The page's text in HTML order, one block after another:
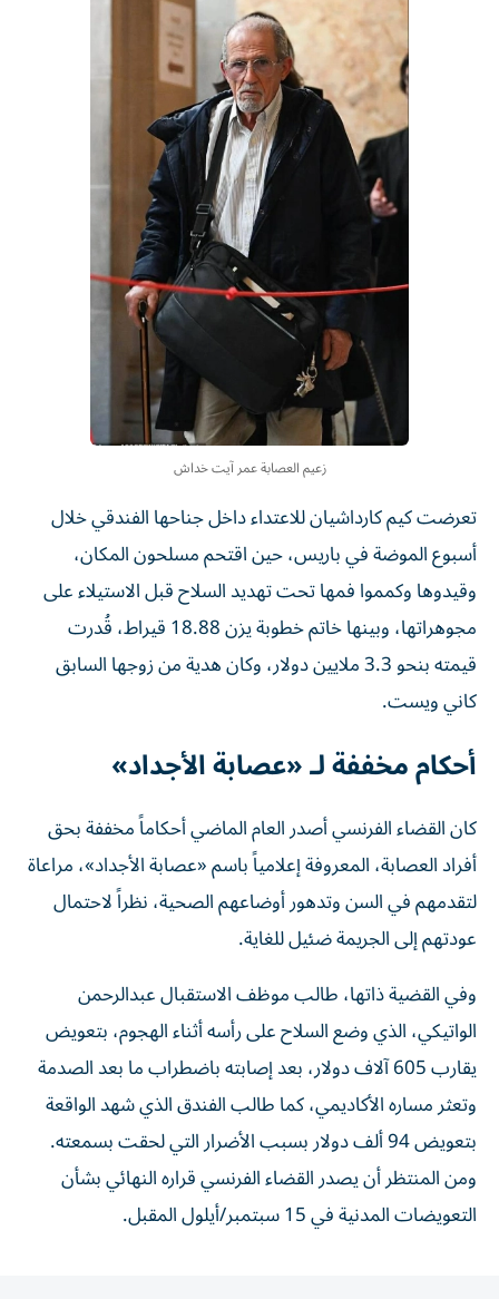
زعيم العصابة عمر آيت خداش
تعرضت كيم كارداشيان للاعتداء داخل جناحها الفندقي خلال
أسبوع الموضة في باريس، حين اقتحم مسلحون المكان،
وقيدوها وكمموا فمها تحت تهديد السلاح قبل الاستيلاء على
مجوهراتها، وبينها خاتم خطوبة يزن 18.88 قيراط، قُدرت
قيمته بنحو 3.3 ملايين دولار، وكان هدية من زوجها السابق
كاني ويست.
أحكام مخففة لـ «عصابة الأجداد»
كان القضاء الفرنسي أصدر العام الماضي أحكاماً مخففة بحق
أفراد العصابة، المعروفة إعلامياً باسم «عصابة الأجداد»، مراعاة
لتقدمهم في السن وتدهور أوضاعهم الصحية، نظراً لاحتمال
عودتهم إلى الجريمة ضئيل للغاية.
وفي القضية ذاتها، طالب موظف الاستقبال عبدالرحمن
الواتيكي، الذي وضع السلاح على رأسه أثناء الهجوم، بتعويض
يقارب 605 آلاف دولار، بعد إصابته باضطراب ما بعد الصدمة
وتعثر مساره الأكاديمي، كما طالب الفندق الذي شهد الواقعة
بتعويض 94 ألف دولار بسبب الأضرار التي لحقت بسمعته.
ومن المنتظر أن يصدر القضاء الفرنسي قراره النهائي بشأن
التعويضات المدنية في 15 سبتمبر/أيلول المقبل.